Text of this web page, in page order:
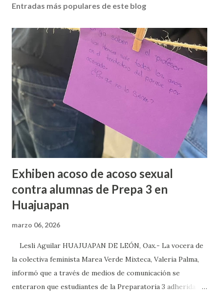
Entradas más populares de este blog
Exhiben acoso de acoso sexual
contra alumnas de Prepa 3 en
Huajuapan
marzo 06, 2026
Lesli Aguilar HUAJUAPAN DE LEÓN, Oax.- La vocera de
la colectiva feminista Marea Verde Mixteca, Valeria Palma,
informó que a través de medios de comunicación se
enteraron que estudiantes de la Preparatoria 3 adherida a